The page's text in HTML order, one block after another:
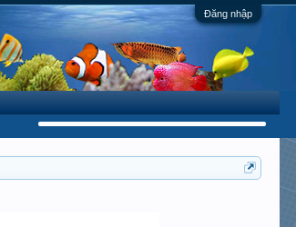
Đăng nhập